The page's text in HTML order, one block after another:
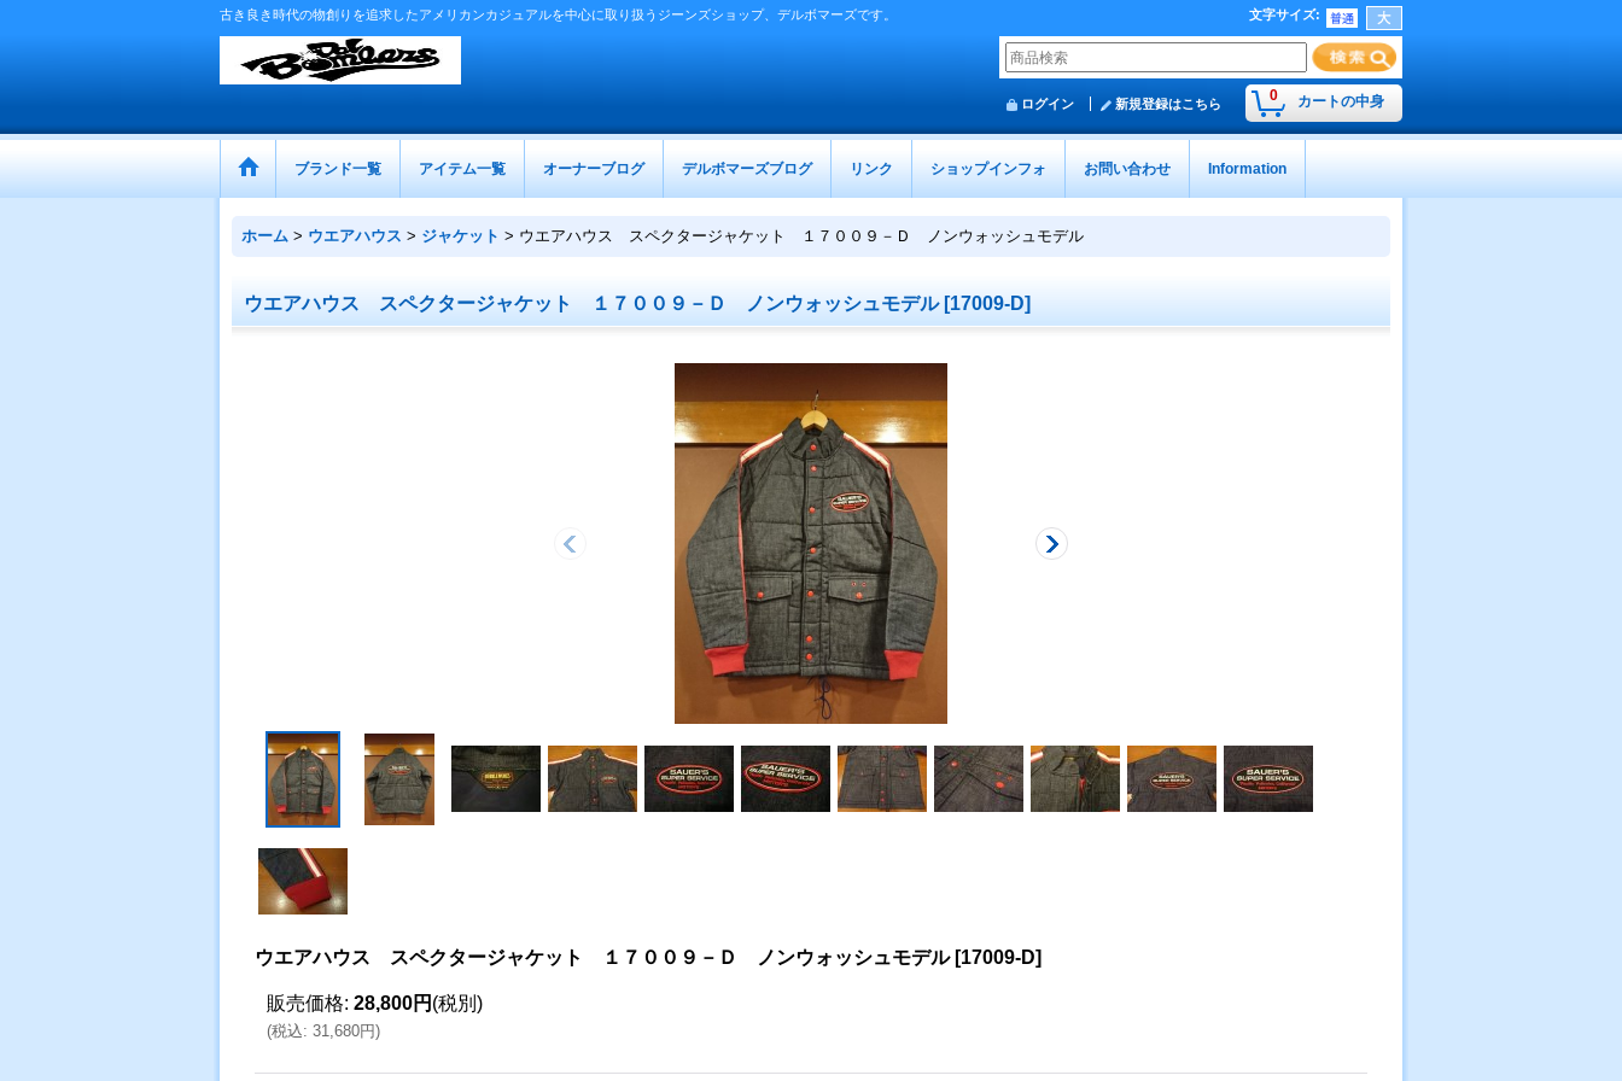
古き良き時代の物創りを追求したアメリカンカジュアルを中心に取り扱うジーンズショップ、デルボマーズです。 文字サイズ:
0 カートの中身
ログイン 新規登録はこちら
ブランド一覧 アイテム一覧 オーナーブログ デルボマーズブログ リンク ショップインフォ お問い合わせ Information
ホーム > ウエアハウス > ジャケット > ウエアハウス スペクタージャケット １７００９－Ｄ ノンウォッシュモデル
ウエアハウス スペクタージャケット １７００９－Ｄ ノンウォッシュモデル [17009-D]
ウエアハウス スペクタージャケット １７００９－Ｄ ノンウォッシュモデル [17009-D]
販売価格: 28,800円 (税別)
(税込: 31,680円)